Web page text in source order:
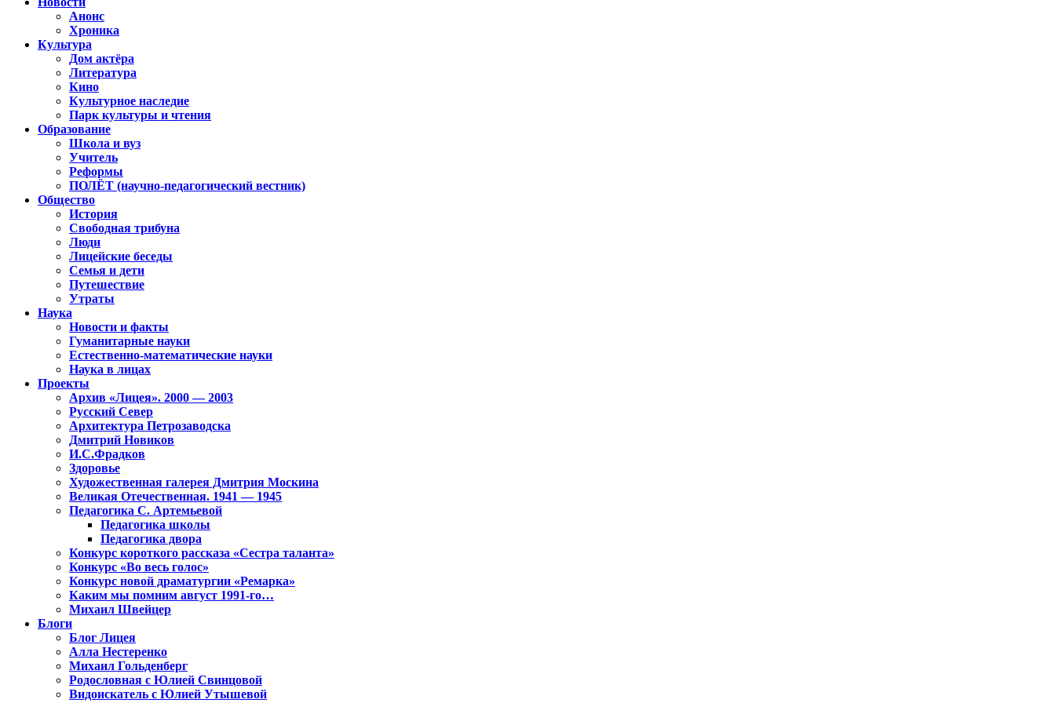
Анонс
Хроника
Культура
Дом актёра
Литература
Кино
Культурное наследие
Парк культуры и чтения
Образование
Школа и вуз
Учитель
Реформы
ПОЛЁТ (научно-педагогический вестник)
Общество
История
Свободная трибуна
Люди
Лицейские беседы
Семья и дети
Путешествие
Утраты
Наука
Новости и факты
Гуманитарные науки
Естественно-математические науки
Наука в лицах
Проекты
Архив «Лицея». 2000 — 2003
Русский Север
Архитектура Петрозаводска
Дмитрий Новиков
И.С.Фрадков
Здоровье
Художественная галерея Дмитрия Москина
Великая Отечественная. 1941 — 1945
Педагогика С. Артемьевой
Педагогика школы
Педагогика двора
Конкурс короткого рассказа «Сестра таланта»
Конкурс «Во весь голос»
Конкурс новой драматургии «Ремарка»
Каким мы помним август 1991-го…
Михаил Швейцер
Блоги
Блог Лицея
Алла Нестеренко
Михаил Гольденберг
Родословная с Юлией Свинцовой
Видоискатель с Юлией Утышевой